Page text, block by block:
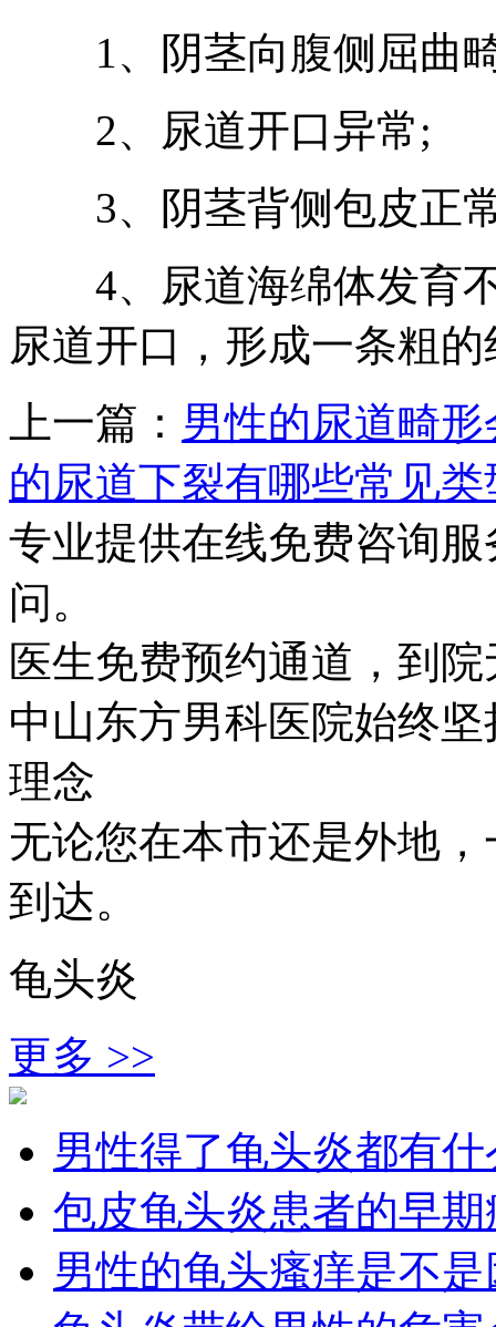
1、阴茎向腹侧屈曲
2、尿道开口异常;
3、阴茎背侧包皮正
4、尿道海绵体发育不
尿道开口，形成一条粗
上一篇： 男性的尿道畸
的尿道下裂有哪些常见类
专业提供在线免费咨询
问。
医生免费预约通道，到
中山东方男科医院始终
理念
无论您在本市还是外地
到达。
龟头炎
更多 >>
男性得了龟头炎都有
包皮龟头炎患者的早
男性的龟头瘙痒是不